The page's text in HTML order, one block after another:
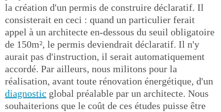
la création d'un permis de construire déclaratif. Il
consisterait en ceci : quand un particulier ferait
appel à un architecte en-dessous du seuil obligatoire
de 150m², le permis deviendrait déclaratif. Il n'y
aurait pas d'instruction, il serait automatiquement
accordé. Par ailleurs, nous militons pour la
réalisation, avant toute rénovation énergétique, d'un
diagnostic global préalable par un architecte. Nous
souhaiterions que le coût de ces études puisse être